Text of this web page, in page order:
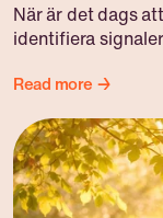
När är det dags
identifiera
Read more →